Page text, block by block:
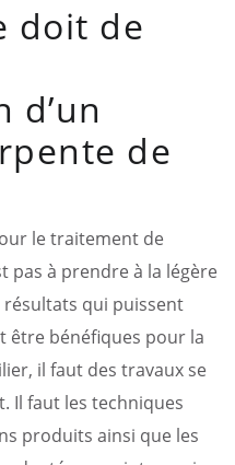
doit de
d’un
de
le traitement de
pas à prendre à la légère
qui puissent
être bénéfiques pour la
il faut des travaux se
Il faut les techniques
produits ainsi que les